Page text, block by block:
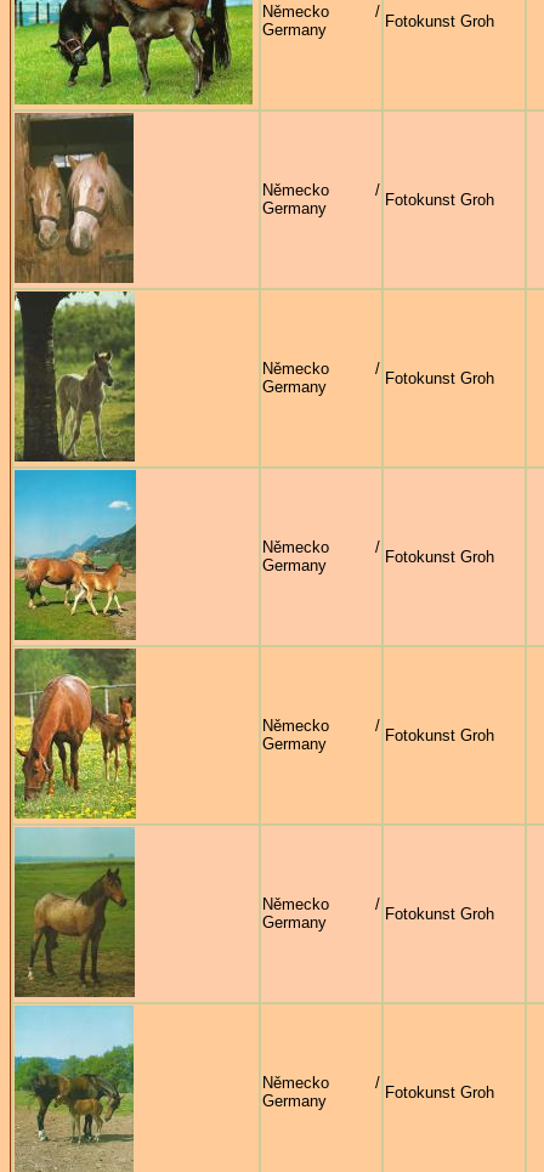
Německo /
Germany
Fotokunst Groh
Německo /
Germany
Fotokunst Groh
Německo /
Germany
Fotokunst Groh
Německo /
Germany
Fotokunst Groh
Německo /
Germany
Fotokunst Groh
Německo /
Germany
Fotokunst Groh
Německo /
Germany
Fotokunst Groh